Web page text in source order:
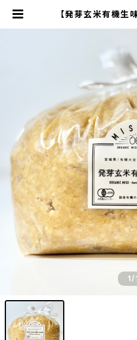
【発芽玄米有機生
kg"│オーガニッ
機 調味料 | 【国産
ネサオーガニック
ス
1/